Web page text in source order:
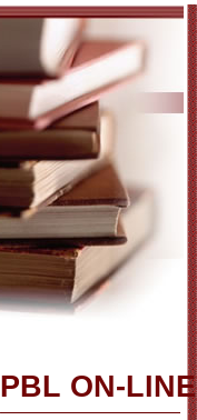
PBL ON-LINE